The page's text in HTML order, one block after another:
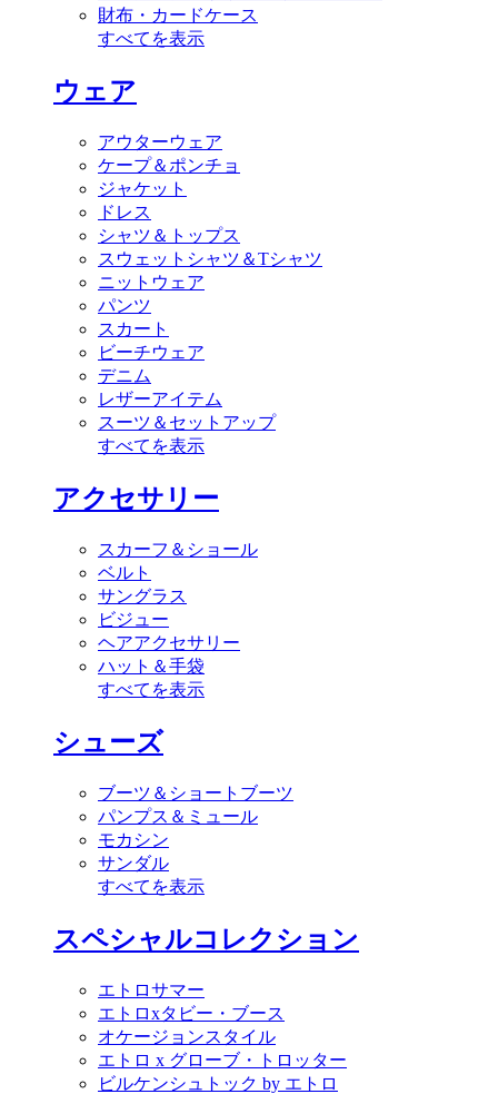
財布・カードケース
すべてを表示
ウェア
アウターウェア
ケープ＆ポンチョ
ジャケット
ドレス
シャツ＆トップス
スウェットシャツ＆Tシャツ
ニットウェア
パンツ
スカート
ビーチウェア
デニム
レザーアイテム
スーツ＆セットアップ
すべてを表示
アクセサリー
スカーフ＆ショール
ベルト
サングラス
ビジュー
ヘアアクセサリー
ハット＆手袋
すべてを表示
シューズ
ブーツ＆ショートブーツ
パンプス＆ミュール
モカシン
サンダル
すべてを表示
スペシャルコレクション
エトロサマー
エトロxタビー・ブース
オケージョンスタイル
エトロ x グローブ・トロッター
ビルケンシュトック by エトロ